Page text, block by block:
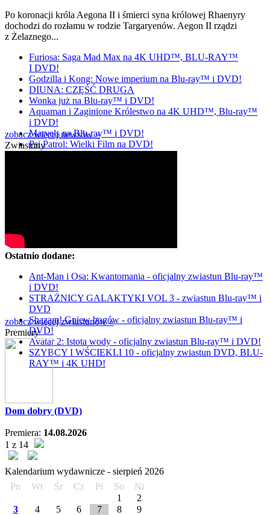
Po koronacji króla Aegona II i śmierci syna królowej Rhaenyry
dochodzi do rozłamu w rodzie Targaryenów. Aegon II rządzi
z Żelaznego...
Furiosa: Saga Mad Max na 4K UHD™, BLU-RAY™
I DVD!
Godzilla i Kong: Nowe imperium na Blu-ray™ i DVD!
DIUNA: CZĘŚĆ DRUGA
Wonka już na Blu-ray™ i DVD!
Aquaman i Zaginione Królestwo na 4K UHD™, Blu-ray™
i DVD!
Marvels na Blu-ray™ i DVD!
Psi Patrol: Wielki Film na DVD!
zobacz więcej newsów »
Zwiastuny
Ostatnio dodane:
Ant-Man i Osa: Kwantomania - oficjalny zwiastun Blu-ray™
i DVD!
STRAŻNICY GALAKTYKI VOL 3 - zwiastun Blu-ray™ i
DVD
Shazam! Gniew bogów - oficjalny zwiastun Blu-ray™ i
DVD!
Avatar 2: Istota wody - oficjalny zwiastun Blu-ray™ i DVD!
SZYBCY I WŚCIEKLI 10 - oficjalny zwiastun DVD, BLU-
RAY™ i 4K UHD!
zobacz więcej zwiastunów »
Premiery
Dom dobry (DVD)
Premiera: 14.08.2026
1 z 14
Kalendarium wydawnicze - sierpień 2026
Pn
Wt Śr Cz Pi So
Ni
1
2
3
4 5 6 7 8
9